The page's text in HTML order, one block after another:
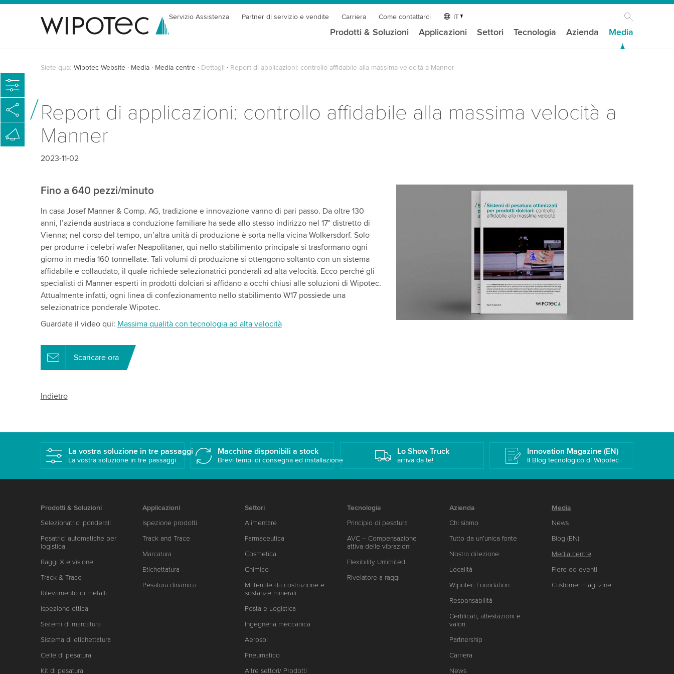
Servizio Assistenza Partner di servizio e vendite Carriera Come contattarci IT
Prodotti & Soluzioni Applicazioni Settori Tecnologia Azienda Media
Siete qua: Wipotec Website Media Media centre Dettagli Report di applicazioni: controllo affidabile alla massima velocità a Manner
Report di applicazioni: controllo affidabile alla massima velocità a
Manner
2023-11-02
Fino a 640 pezzi/minuto
In casa Josef Manner & Comp. AG, tradizione e innovazione vanno di pari passo. Da oltre 130
anni, l’azienda austriaca a conduzione familiare ha sede allo stesso indirizzo nel 17° distretto di
Vienna; nel corso del tempo, un’altra unità di produzione è sorta nella vicina Wolkersdorf. Solo
per produrre i celebri wafer Neapolitaner, qui nello stabilimento principale si trasformano ogni
giorno in media 160 tonnellate. Tali volumi di produzione si ottengono soltanto con un sistema
affidabile e collaudato, il quale richiede selezionatrici ponderali ad alta velocità. Ecco perché gli
specialisti di Manner esperti in prodotti dolciari si affidano a occhi chiusi alle soluzioni di Wipotec.
Attualmente infatti, ogni linea di confezionamento nello stabilimento W17 possiede una
selezionatrice ponderale Wipotec.
Guardate il video qui: Massima qualità con tecnologia ad alta velocità
Scaricare ora
Indietro
La vostra soluzione in tre passaggi
La vostra soluzione in tre passaggi
Macchine disponibili a stock
Brevi tempi di consegna ed installazione
Lo Show Truck
arriva da te!
Innovation Magazine (EN)
Il Blog tecnologico di Wipotec
Prodotti & Soluzioni
Selezionatrici ponderali
Pesatrici automatiche per
logistica
Raggi X e visione
Track & Trace
Rilevamento di metalli
Ispezione ottica
Sistemi di marcatura
Sistema di etichettatura
Celle di pesatura
Kit di pesatura
Applicazioni
Ispezione prodotti
Track and Trace
Marcatura
Etichettatura
Pesatura dinamica
Settori
Alimentare
Farmaceutica
Cosmetica
Chimico
Materiale da costruzione e
sostanze minerali
Posta e Logistica
Ingegneria meccanica
Aerosol
Pneumatico
Altre settori/ Prodotti
Tecnologia
Principio di pesatura
AVC – Compensazione
attiva delle vibrazioni
Flexibility Unlimited
Rivelatore a raggi
Azienda
Chi siamo
Tutto da un’unica fonte
Nostra direzione
Località
Wipotec Foundation
Responsabilità
Certificati, attestazioni e
valori
Partnership
Carriera
News
Media
News
Blog (EN)
Media centre
Fiere ed eventi
Customer magazine